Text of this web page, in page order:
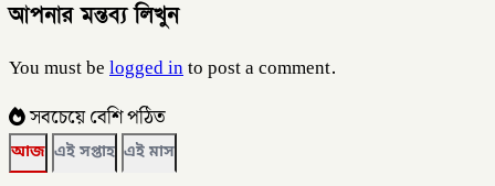
আপনার মন্তব্য লিখুন
You must belogged into post a comment.
সবচেয়ে বেশি পঠিত
আজ এই সপ্তাহ এই মাস